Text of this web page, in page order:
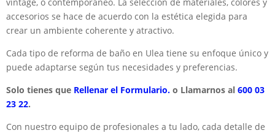
accesorios se hace de acuerdo con la estética elegida para
crear un ambiente coherente y atractivo.
Cada tipo de reforma de baño en Ulea tiene su enfoque único y
puede adaptarse según tus necesidades y preferencias.
Solo tienes que Rellenar el Formulario. o Llamarnos al 600 03
23 22.
Con nuestro equipo de profesionales a tu lado, cada detalle de